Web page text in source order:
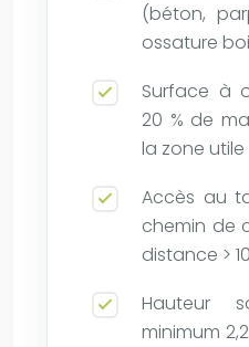
(béton,
ossature
Surface à
20 % de
la zone utile
Accès au
chemin de
distance >
Hauteur
minimum